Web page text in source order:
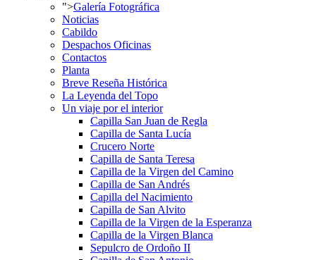
">Galería Fotográfica
Noticias
Cabildo
Despachos Oficinas
Contactos
Planta
Breve Reseña Histórica
La Leyenda del Topo
Un viaje por el interior
Capilla San Juan de Regla
Capilla de Santa Lucía
Crucero Norte
Capilla de Santa Teresa
Capilla de la Virgen del Camino
Capilla de San Andrés
Capilla del Nacimiento
Capilla de San Alvito
Capilla de la Virgen de la Esperanza
Capilla de la Virgen Blanca
Sepulcro de Ordoño II